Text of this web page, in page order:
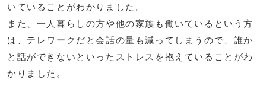
いていることがわかりました。
また、一人暮らしの方や他の家族も働いているという方
は、テレワークだと会話の量も減ってしまうので、誰か
と話ができないといったストレスを抱えていることがわ
かりました。